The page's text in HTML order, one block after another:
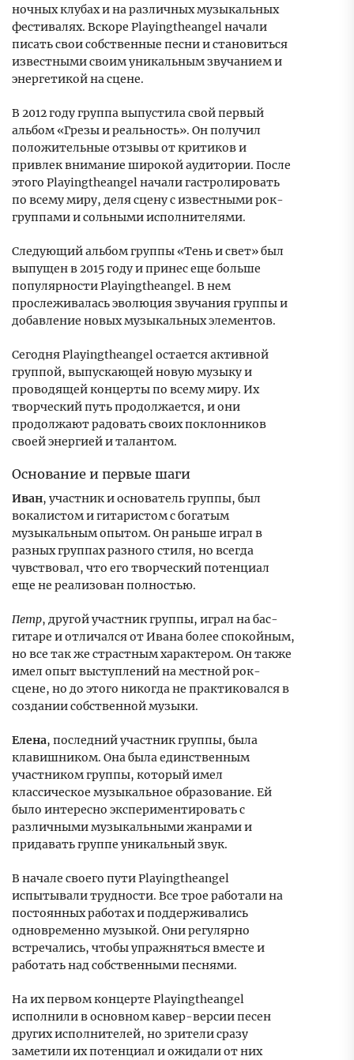
ночных клубах и на различных музыкальных
фестивалях. Вскоре Playingtheangel начали
писать свои собственные песни и становиться
известными своим уникальным звучанием и
энергетикой на сцене.
В 2012 году группа выпустила свой первый
альбом «Грезы и реальность». Он получил
положительные отзывы от критиков и
привлек внимание широкой аудитории. После
этого Playingtheangel начали гастролировать
по всему миру, деля сцену с известными рок-
группами и сольными исполнителями.
Следующий альбом группы «Тень и свет» был
выпущен в 2015 году и принес еще больше
популярности Playingtheangel. В нем
прослеживалась эволюция звучания группы и
добавление новых музыкальных элементов.
Сегодня Playingtheangel остается активной
группой, выпускающей новую музыку и
проводящей концерты по всему миру. Их
творческий путь продолжается, и они
продолжают радовать своих поклонников
своей энергией и талантом.
Основание и первые шаги
Иван, участник и основатель группы, был
вокалистом и гитаристом с богатым
музыкальным опытом. Он раньше играл в
разных группах разного стиля, но всегда
чувствовал, что его творческий потенциал
еще не реализован полностью.
Петр, другой участник группы, играл на бас-
гитаре и отличался от Ивана более спокойным,
но все так же страстным характером. Он также
имел опыт выступлений на местной рок-
сцене, но до этого никогда не практиковался в
создании собственной музыки.
Елена, последний участник группы, была
клавишником. Она была единственным
участником группы, который имел
классическое музыкальное образование. Ей
было интересно экспериментировать с
различными музыкальными жанрами и
придавать группе уникальный звук.
В начале своего пути Playingtheangel
испытывали трудности. Все трое работали на
постоянных работах и поддерживались
одновременно музыкой. Они регулярно
встречались, чтобы упражняться вместе и
работать над собственными песнями.
На их первом концерте Playingtheangel
исполнили в основном кавер-версии песен
других исполнителей, но зрители сразу
заметили их потенциал и ожидали от них